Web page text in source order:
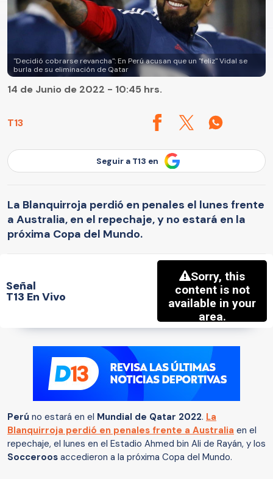
"Decidió cobrarse revancha": En Perú acusan que un "feliz" Vidal se
burla de su eliminación de Qatar
T13
14 de Junio de 2022 - 10:45 hrs.
Seguir a T13 en
La Blanquirroja perdió en penales el lunes frente
a Australia, en el repechaje, y no estará en la
próxima Copa del Mundo.
Señal
T13 En Vivo
Perú no estará en el Mundial de Qatar 2022. La
Blanquirroja perdió en penales frente a Australia en el
repechaje, el lunes en el Estadio Ahmed bin Ali de Rayán, y los
Socceroos accedieron a la próxima Copa del Mundo.